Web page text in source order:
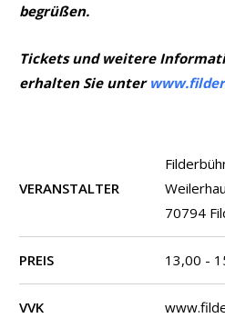
begrüßen.
Tickets und weitere
erhalten Sie unter
VERANSTALTER
70794
PREIS 13,00 -
VVK